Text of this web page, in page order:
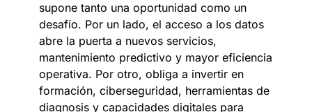
supone tanto una oportunidad como un
desafío. Por un lado, el acceso a los datos
abre la puerta a nuevos servicios,
mantenimiento predictivo y mayor eficiencia
operativa. Por otro, obliga a invertir en
formación, ciberseguridad, herramientas de
diagnosis y capacidades digitales para